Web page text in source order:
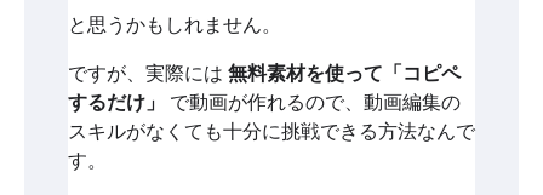
と思うかもしれません。
ですが、実際には 無料素材を使って「コピペ
するだけ」
で動画が作れるので、動画編集の
スキルがなくても十分に挑戦できる方法なんで
す。